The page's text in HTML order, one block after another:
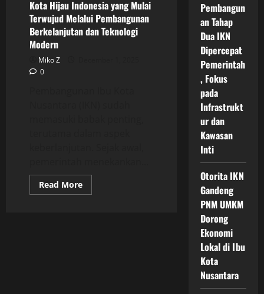
Berkelanjutan,
dan
Ramah
Lingkungan
Kota Hijau Indonesia yang Mulai
Terwujud Melalui Pembangunan
Berkelanjutan dan Teknologi
Modern
Miko Z
0
Read MoreRead
more
Pembangun
an Tahap
Dua IKN
Dipercepat
Pemerintah
, Fokus
pada
Infrastrukt
ur dan
Kawasan
Inti
Otorita IKN
Gandeng
PNM UMKM
Dorong
Ekonomi
Lokal di Ibu
Kota
Nusantara